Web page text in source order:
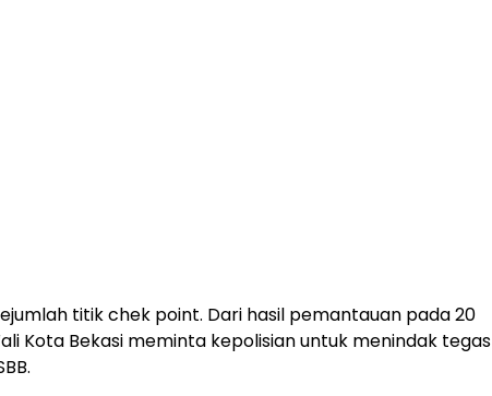
titik chek point. Dari hasil pemantauan pada 20
Kota Bekasi meminta kepolisian untuk menindak tegas